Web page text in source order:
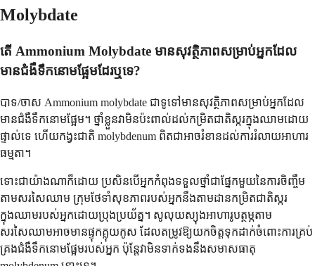
Molybdate
តើ Ammonium Molybdate មានសុវត្ថិភាពសម្រាប់អ្នកដែល
មានជំងឺទឹកនោមផ្អែមដែរឬទេ?
បាទ/ចាស Ammonium molybdate ជាទូទៅមានសុវត្ថិភាពសម្រាប់អ្នកដែល
មានជំងឺទឹកនោមផ្អែម។ ថ្នាំខ្លួនវាមិនប៉ះពាល់ដល់កម្រិតជាតិស្ករក្នុងឈាមដោយ
ផ្ទាល់ទេ ហើយកង្វះជាតិ molybdenum ពិតជាអាចរំខានដល់ការរំលាយអាហារ
ធម្មតា។
ទោះជាយ៉ាងណាក៏ដោយ ប្រសិនបើអ្នកកំពុងទទួលថ្នាំជាផ្នែកមួយនៃការចិញ្ចឹម
តាមសរសៃឈាម ក្រុមថែទាំសុខភាពរបស់អ្នកនឹងតាមដានកម្រិតជាតិស្ករ
ក្នុងឈាមរបស់អ្នកដោយប្រុងប្រយ័ត្ន។ សូលុយស្យុងអាហារូបត្ថម្ភតាម
សរសៃឈាមអាចមានផ្ទុកគ្លុយកូស ដែលតម្រូវឱ្យយកចិត្តទុកដាក់ចំពោះការគ្រប់
គ្រងជំងឺទឹកនោមផ្អែមរបស់អ្នក ប៉ុន្តែវាមិនទាក់ទងនឹងសមាសធាតុ